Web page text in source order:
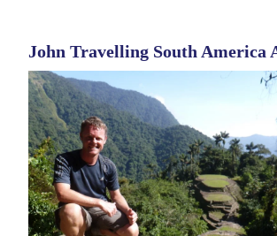
John Travelling South America